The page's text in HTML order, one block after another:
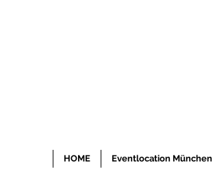
HOME Eventlocation München